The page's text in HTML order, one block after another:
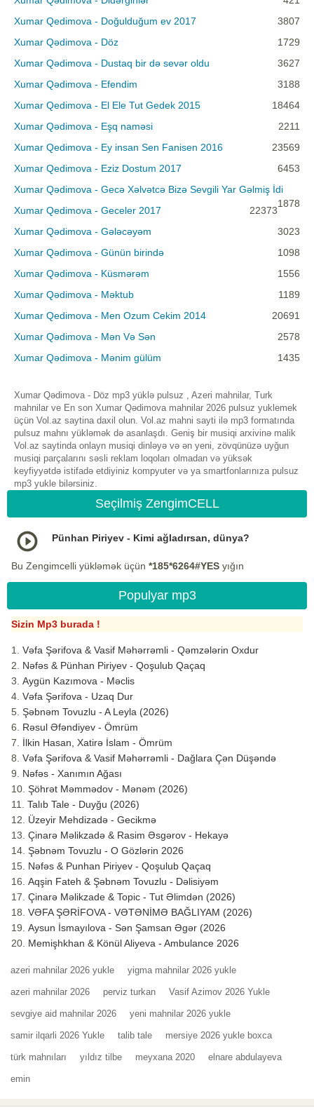
Xumar Qedimova - Doğulduğum ev 2017
3807
Xumar Qədimova - Döz
1729
Xumar Qədimova - Dustaq bir də sevər oldu
3627
Xumar Qədimova - Efendim
3188
Xumar Qedimova - El Ele Tut Gedek 2015
18464
Xumar Qədimova - Eşq naməsi
2211
Xumar Qedimova - Ey insan Sen Fanisen 2016
23569
Xumar Qedimova - Eziz Dostum 2017
6453
Xumar Qədimova - Gecə Xəlvətcə Bizə Sevgili Yar Gəlmiş İdi
1878
Xumar Qedimova - Geceler 2017
22373
Xumar Qədimova - Gələcəyəm
3023
Xumar Qədimova - Günün birində
1098
Xumar Qədimova - Küsmərəm
1556
Xumar Qədimova - Məktub
1189
Xumar Qedimova - Men Ozum Cekim 2014
20691
Xumar Qədimova - Mən Və Sən
2578
Xumar Qədimova - Mənim gülüm
1435
Xumar Qədimova - Döz mp3 yüklə pulsuz , Azeri mahnilar, Turk
mahnilar ve En son Xumar Qədimova mahnilar 2026 pulsuz yuklemek
üçün Vol.az saytina daxil olun. Vol.az mahni sayti ilə mp3 formatında
pulsuz mahnı yükləmək də asanlaşdı. Geniş bir musiqi arxivinə malik
Vol.az saytinda onlayn musiqi dinləyə və ən yeni, zövqünüzə uyğun
musiqi parçalarını səsli reklam loqoları olmadan və yüksək
keyfiyyətdə istifadə etdiyiniz kompyuter və ya smartfonlarınıza pulsuz
mp3 yukle bilərsiniz.
Seçilmiş ZengimCELL
Pünhan Piriyev - Kimi ağladırsan, dünya?
Bu Zengimcelli yükləmək üçün *185*6264#YES yığın
Populyar mp3
Sizin Mp3 burada !
Vəfa Şərifova & Vasif Məhərrəmli - Qəmzələrin Oxdur
Nəfəs & Pünhan Piriyev - Qoşulub Qaçaq
Aygün Kazımova - Məclis
Vəfa Şərifova - Uzaq Dur
Şəbnəm Tovuzlu - A Leyla (2026)
Rəsul Əfəndiyev - Ömrüm
İlkin Hasan, Xatirə İslam - Ömrüm
Vəfa Şərifova & Vasif Məhərrəmli - Dağlara Çən Düşəndə
Nəfəs - Xanımın Ağası
Şöhrət Məmmədov - Mənəm (2026)
Talıb Tale - Duyğu (2026)
Üzeyir Mehdizadə - Gecikmə
Çinarə Məlikzadə & Rasim Əsgərov - Hekayə
Şəbnəm Tovuzlu - O Gözlərin 2026
Nəfəs & Punhan Piriyev - Qoşulub Qaçaq
Aqşin Fateh & Şəbnəm Tovuzlu - Dəlisiyəm
Çinarə Məlikzade & Topic - Tut Əlimdən (2026)
VƏFA ŞƏRİFOVA - VƏTƏNİMƏ BAĞLIYAM (2026)
Aysun İsmayılova - Sən Şamsan Əgər (2026
Memişhkhan & Könül Aliyeva - Ambulance 2026
azeri mahnilar 2026 yukle yigma mahnilar 2026 yukle
azeri mahnilar 2026 perviz turkan Vasif Azimov 2026 Yukle
sevgiye aid mahnilar 2026 yeni mahnilar 2026 yukle
samir ilqarli 2026 Yukle talib tale mersiye 2026 yukle boxca
türk mahnıları yıldız tilbe meyxana 2020 elnare abdulayeva
emin